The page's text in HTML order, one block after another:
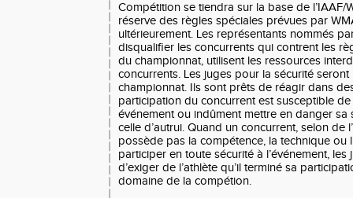
Compétition se tiendra sur la base de l’IAAF/
réserve des règles spéciales prévues par
ultérieurement. Les représentants nommés
disqualifier les concurrents qui contrent les
du championnat, utilisent les ressources
concurrents. Les juges pour la sécurité
championnat. Ils sont prêts de réagir dans
participation du concurrent est susceptible
événement ou indûment mettre en danger sa
celle d’autrui. Quand un concurrent, selon de
possède pas la compétence, la technique ou
participer en toute sécurité à l’événement,
d’exiger de l’athlète qu’il terminé sa
domaine de la compétion.